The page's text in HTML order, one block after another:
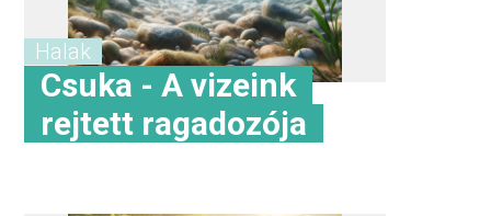
Halak
Csuka - A vizeink
rejtett ragadozója